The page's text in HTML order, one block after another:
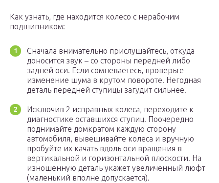
Как узнать, где находится колесо с нерабочим
подшипником:
Сначала внимательно прислушайтесь, откуда
доносится звук – со стороны передней либо
задней оси. Если сомневаетесь, проверьте
изменение шума в крутом повороте. Негодная
деталь передней ступицы загудит сильнее.
Исключив 2 исправных колеса, переходите к
диагностике оставшихся ступиц. Поочередно
поднимайте домкратом каждую сторону
автомобиля, вывешивайте колеса и вручную
пробуйте их качать вдоль оси вращения в
вертикальной и горизонтальной плоскости. На
изношенную деталь укажет увеличенный люфт
(маленький вполне допускается).